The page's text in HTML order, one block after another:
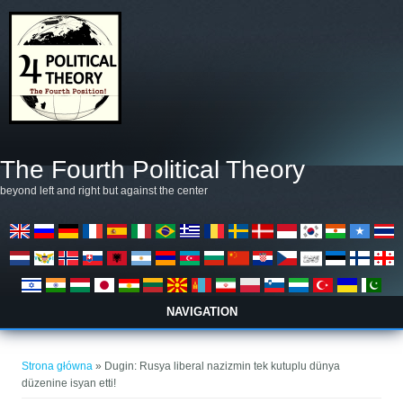
The Fourth Political Theory
beyond left and right but against the center
NAVIGATION
Strona główna » Dugin: Rusya liberal nazizmin tek kutuplu dünya
düzenine isyan etti!